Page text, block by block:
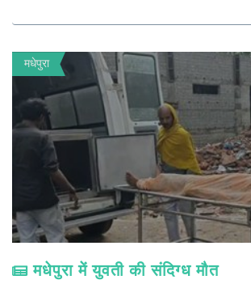
मधेपुरा
मधेपुरा में युवती की संदिग्ध मौत